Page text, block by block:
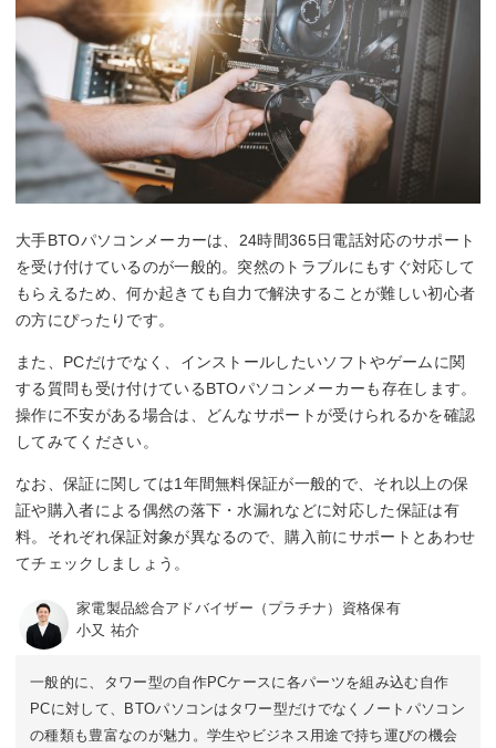
大手BTOパソコンメーカーは、24時間365日電話対応のサポート
を受け付けているのが一般的。突然のトラブルにもすぐ対応して
もらえるため、何か起きても自力で解決することが難しい初心者
の方にぴったりです。
また、PCだけでなく、インストールしたいソフトやゲームに関
する質問も受け付けているBTOパソコンメーカーも存在します。
操作に不安がある場合は、どんなサポートが受けられるかを確認
してみてください。
なお、保証に関しては1年間無料保証が一般的で、それ以上の保
証や購入者による偶然の落下・水漏れなどに対応した保証は有
料。それぞれ保証対象が異なるので、購入前にサポートとあわせ
てチェックしましょう。
家電製品総合アドバイザー（プラチナ）資格保有
小又 祐介
一般的に、タワー型の自作PCケースに各パーツを組み込む自作
PCに対して、BTOパソコンはタワー型だけでなくノートパソコン
の種類も豊富なのが魅力。学生やビジネス用途で持ち運びの機会